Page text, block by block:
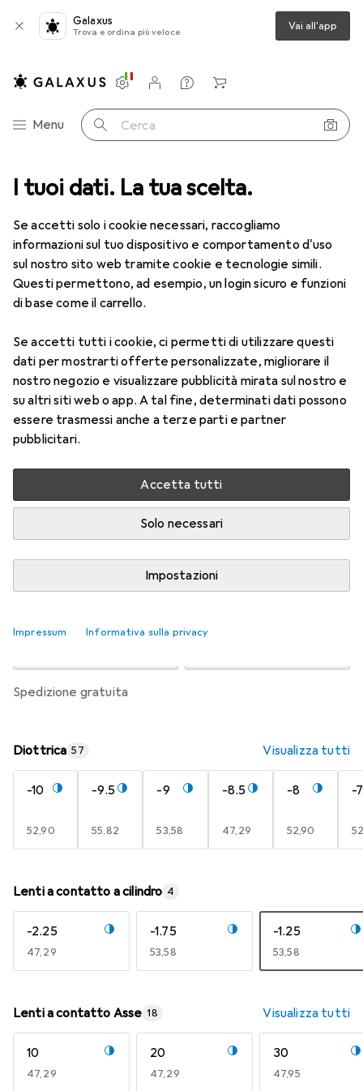
I tuoi dati. La tua scelta.
Se accetti solo i cookie necessari, raccogliamo
informazioni sul tuo dispositivo e comportamento d'uso
sul nostro sito web tramite cookie e tecnologie simili.
Questi permettono, ad esempio, un login sicuro e funzioni
di base come il carrello.
Se accetti tutti i cookie, ci permetti di utilizzare questi
dati per mostrarti offerte personalizzate, migliorare il
nostro negozio e visualizzare pubblicità mirata sul nostro e
su altri siti web o app. A tal fine, determinati dati possono
essere trasmessi anche a terze parti e partner
pubblicitari.
Accetta tutti
Solo necessari
Impostazioni
Impressum Informativa sulla privacy
Galaxus
Trova e ordina più veloce Vai all'app
Categoria Navigazione
Menu Cerca
Impostazioni
Conto cliente
Liste di confronto
Liste dei desideri
Carrello
Lenti a contatto Air Optix più HydraGlyde per l'astigmatismo
1 Immagine
Air Optix più HydraGlyde per
-1.5, Obiettivo mensile, 6 pz., Torico
Prezzo in EUR IVA incl.
EUR
53,58 EUR
8,93/1pz.
Consegna tra mer, 19/8 e ven, 21/8
Più di 10 pezzi in stock presso il fornitore
spedizione gratuita
Diottrica 57 Visualizza tutti
-10
EUR
52,90
-9.5
EUR
55,82
-9
EUR
53,58
-8.5
EUR
47,29
-8
EUR
52,90
-
Lenti a contatto a cilindro 4
-2.25
EUR
47,29
-1.75
EUR
53,58
-1.25
EUR
53,58
Lenti a contatto Asse 18 Visualizza tutti
10
EUR
47,29
20
EUR
47,29
30
EUR
47,95